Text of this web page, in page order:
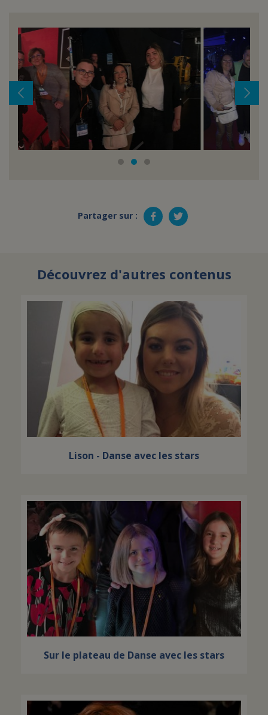
Partager sur :
Découvrez d'autres contenus
Lison - Danse avec les stars
Sur le plateau de Danse avec les stars